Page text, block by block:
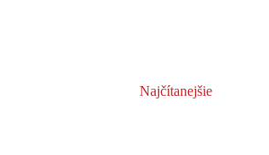
Najčítanejšie